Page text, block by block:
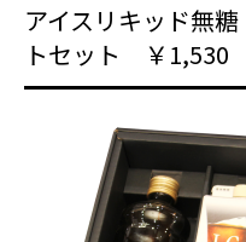
アイスリキッド無
トセット ￥1,530